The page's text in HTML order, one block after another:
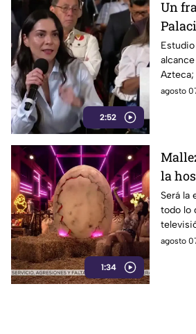
2:52
Un
Azteca;
Liz
agosto
1:34
la
La
Será la
todo lo
agosto